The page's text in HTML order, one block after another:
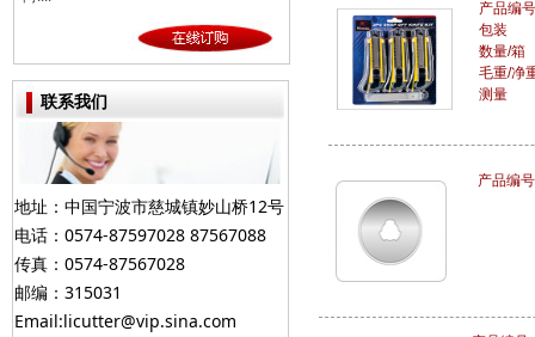
联系我们
地址：中国宁波市慈城镇妙山桥12号
电话：0574-87597028 87567088
传真：0574-87567028
邮编：315031
Email:licutter@vip.sina.com
产品编号
包装
数量/箱
毛重/净
测量
产品编号